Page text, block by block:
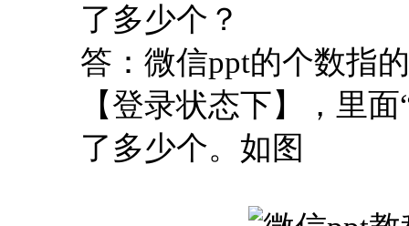
了多少个？
答：微信ppt的个数指
【登录状态下】，里面
了多少个。如图